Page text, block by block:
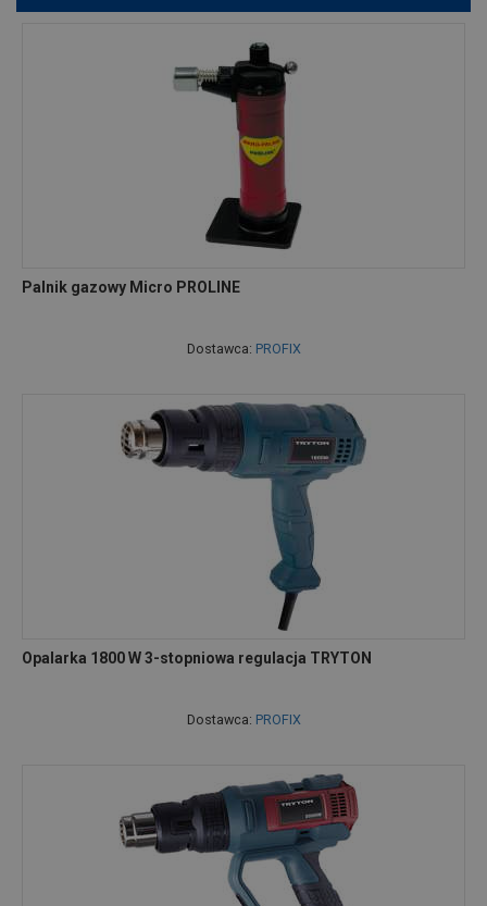
Palnik gazowy Micro PROLINE
Dostawca: PROFIX
Opalarka 1800 W 3-stopniowa regulacja TRYTON
Dostawca: PROFIX